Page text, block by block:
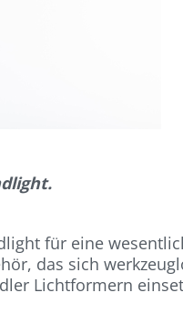
für eine
das sich
Lichtformern